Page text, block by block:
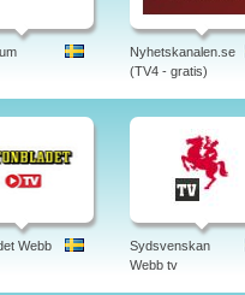
Nyhetskanalen.se
(TV4 - gratis)
Webb
Sydsvenskan
Webb tv